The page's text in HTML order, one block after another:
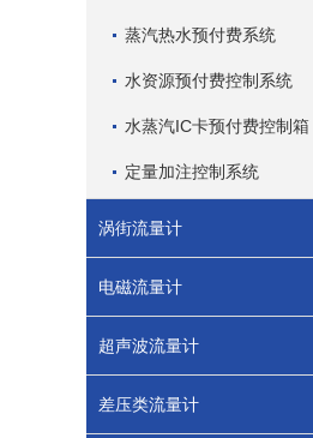
蒸汽热水预付费系统
水资源预付费控制系统
水蒸汽IC卡预付费控制箱
定量加注控制系统
涡街流量计
电磁流量计
超声波流量计
差压类流量计